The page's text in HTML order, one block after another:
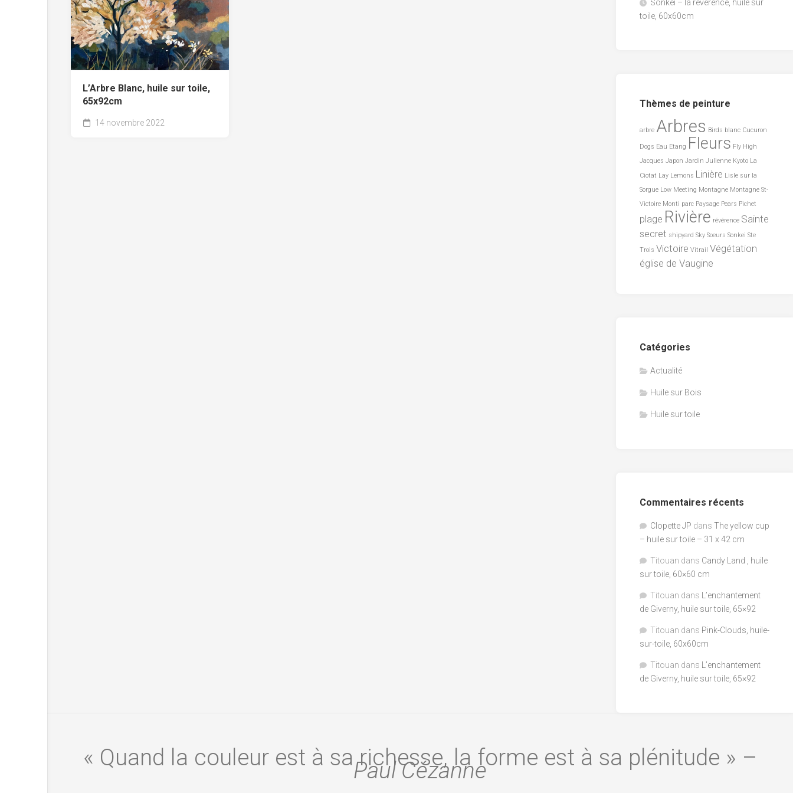
L’Arbre Blanc, huile sur toile,
65x92cm
14 novembre 2022
Sonkei – la révérence, huile sur
toile, 60x60cm
Thèmes de peinture
arbre Arbres Birds blanc Cucuron
Dogs Eau Etang Fleurs Fly High
Jacques Japon Jardin Julienne Kyoto La
Ciotat Lay Lemons Linière Lisle sur la
Sorgue Low Meeting Montagne Montagne St-
Victoire Monti parc Paysage Pears Pichet
plage Rivière révérence Sainte
secret shipyard Sky Soeurs Sonkei Ste
Trois Victoire Vitrail Végétation
église de Vaugine
Catégories
Actualité
Huile sur Bois
Huile sur toile
Commentaires récents
Clopette JP dans The yellow cup
– huile sur toile – 31 x 42 cm
Titouan dans Candy Land , huile
sur toile, 60×60 cm
Titouan dans
L’enchantement
de Giverny, huile sur toile, 65×92
Titouan dans Pink-Clouds, huile-
sur-toile, 60x60cm
Titouan dans
L’enchantement
de Giverny, huile sur toile, 65×92
« Quand la couleur est à sa richesse, la forme est à sa plénitude » –
Paul Cézanne